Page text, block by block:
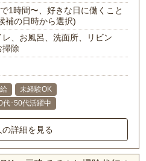
1時間〜、好きな日に働くこと
補の日時から選択)
、お風呂、洗面所、リビン
掃除
未経験OK
代･50代活躍中
の詳細を見る